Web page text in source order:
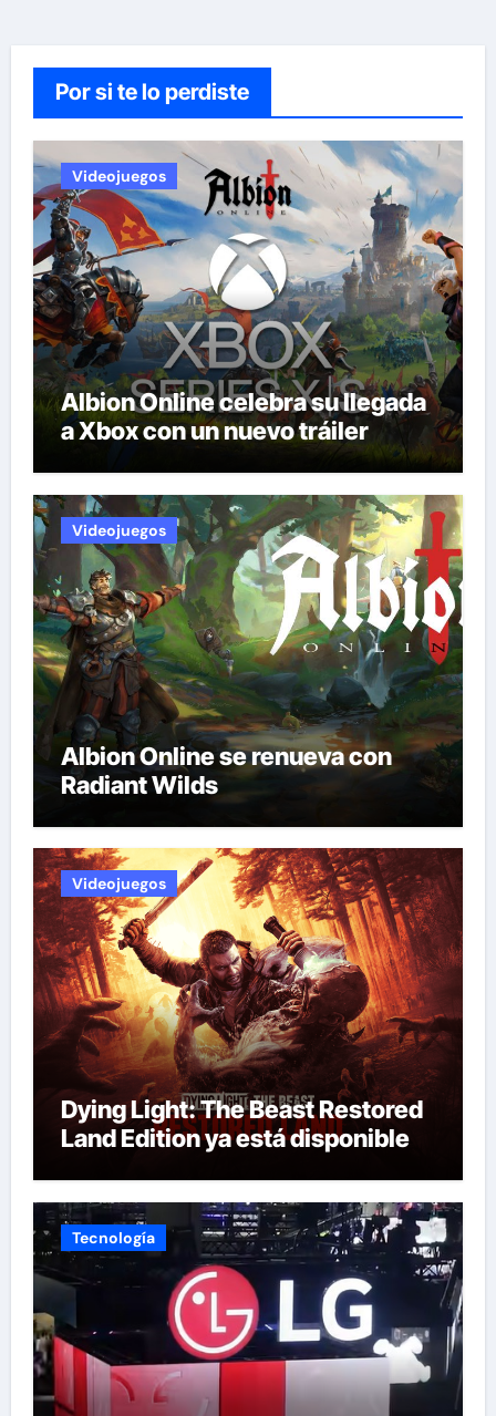
Por si te lo perdiste
Videojuegos
Albion Online celebra su llegada
a Xbox con un nuevo tráiler
Videojuegos
Albion Online se renueva con
Radiant Wilds
Videojuegos
Dying Light: The Beast Restored
Land Edition ya está disponible
Tecnología